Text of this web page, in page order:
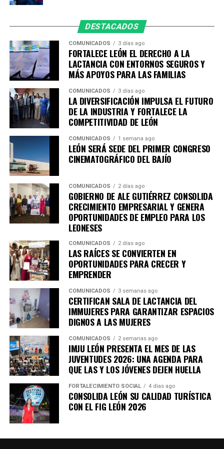
etapas de la vida, León refrenda que aquí las personas sí
cuentan, porque cada niña, niño, joven, madre y familia
es parte fundamental de la construcción de una mejor
ciudad.
DESTACADOS
COMUNICADOS 3 días ago
FORTALECE LEÓN EL DERECHO A LA
LACTANCIA CON ENTORNOS SEGUROS Y
MÁS APOYOS PARA LAS FAMILIAS
COMUNICADOS 3 días ago
LA DIVERSIFICACIÓN IMPULSA EL FUTURO
DE LA INDUSTRIA Y FORTALECE LA
COMPETITIVIDAD DE LEÓN
COMUNICADOS 1 semana ago
LEÓN SERÁ SEDE DEL PRIMER CONGRESO
CINEMATOGRÁFICO DEL BAJÍO
COMUNICADOS 2 días ago
GOBIERNO DE ALE GUTIÉRREZ CONSOLIDA
CRECIMIENTO EMPRESARIAL Y GENERA
OPORTUNIDADES DE EMPLEO PARA LOS
LEONESES
COMUNICADOS 2 días ago
LAS RAÍCES SE CONVIERTEN EN
OPORTUNIDADES PARA CRECER Y
EMPRENDER
COMUNICADOS 3 semanas ago
CERTIFICAN SALA DE LACTANCIA DEL
IMMUJERES PARA GARANTIZAR ESPACIOS
DIGNOS A LAS MUJERES
COMUNICADOS 2 semanas ago
IMJU LEÓN PRESENTA EL MES DE LAS
JUVENTUDES 2026: UNA AGENDA PARA
QUE LAS Y LOS JÓVENES DEJEN HUELLA
FORTALECIMIENTO SOCIAL 4 días ago
CONSOLIDA LEÓN SU CALIDAD TURÍSTICA
CON EL FIG LEÓN 2026